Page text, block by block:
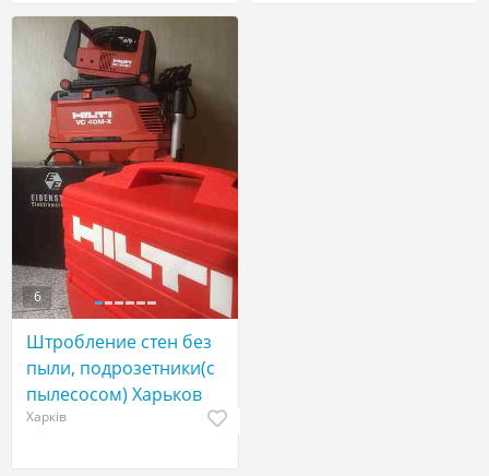
6
Штробление стен без
пыли, подрозетники(с
пылесосом) Харьков
Харків